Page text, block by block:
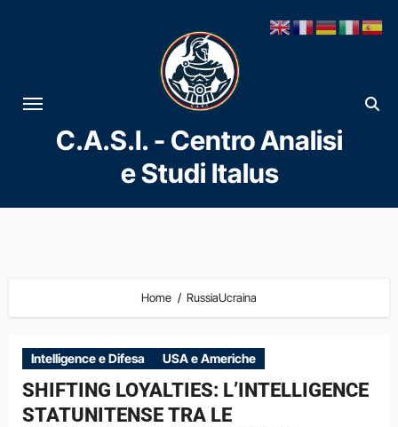
al
contenuto
C.A.S.I. - Centro Analisi
e Studi Italus
Home RussiaUcraina
Intelligence e Difesa USA e Americhe
SHIFTING LOYALTIES: L’INTELLIGENCE
STATUNITENSE TRA LE